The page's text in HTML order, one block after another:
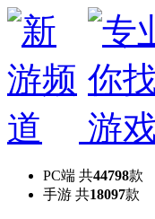
PC端 共44798款
手游 共18097款